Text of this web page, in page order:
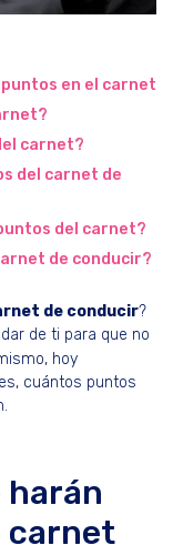
en el carnet
carnet?
del carnet de
del carnet?
de conducir?
de conducir?
de ti para que no
hoy
cuántos puntos
carnet